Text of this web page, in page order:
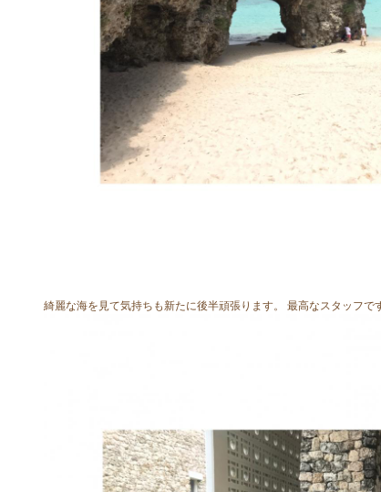
綺麗な海を見て気持ちも新たに後半頑張ります。 最高なスタッフで